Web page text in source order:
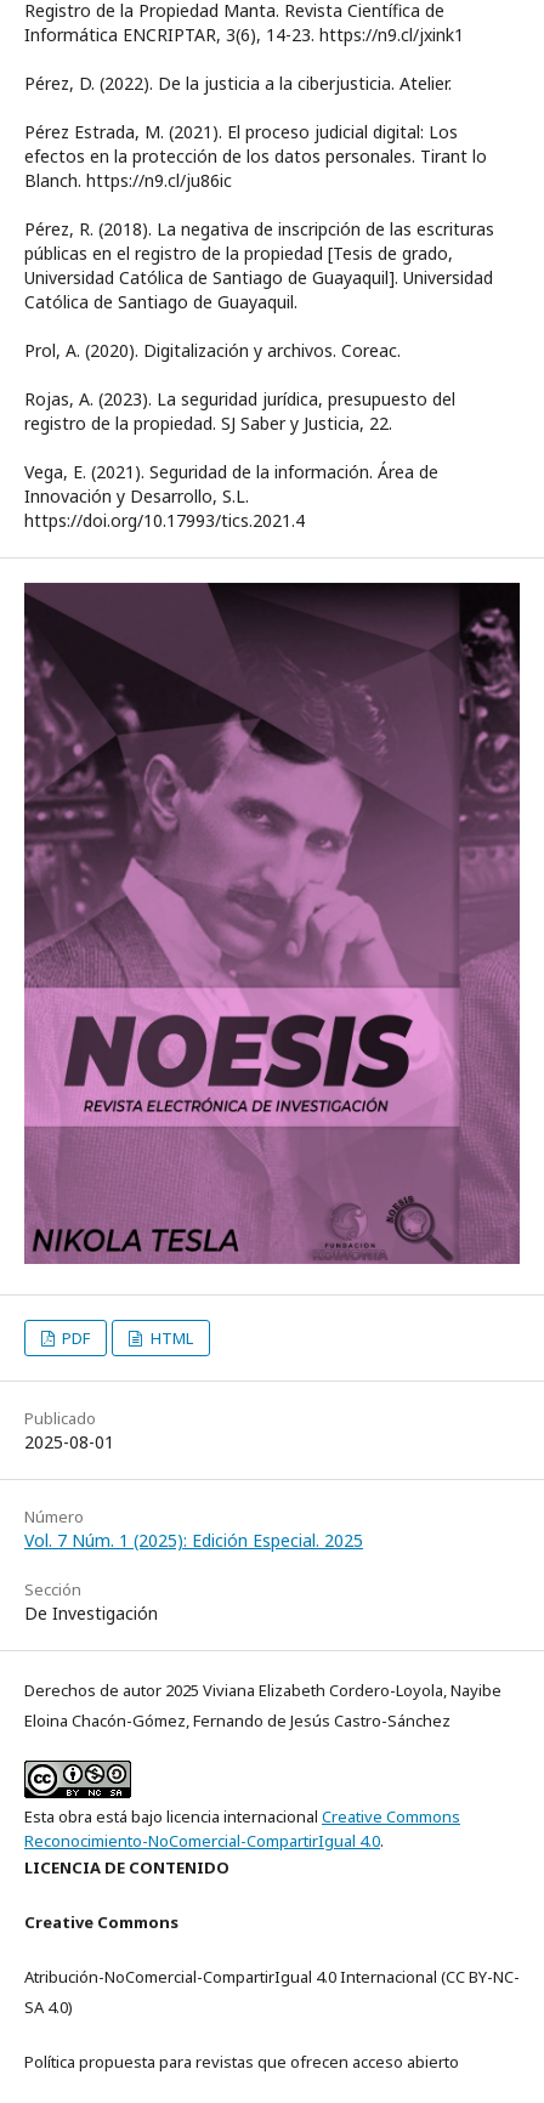
Registro de la Propiedad Manta. Revista Científica de
Informática ENCRIPTAR, 3(6), 14-23. https://n9.cl/jxink1
Pérez, D. (2022). De la justicia a la ciberjusticia. Atelier.
Pérez Estrada, M. (2021). El proceso judicial digital: Los
efectos en la protección de los datos personales. Tirant lo
Blanch. https://n9.cl/ju86ic
Pérez, R. (2018). La negativa de inscripción de las escrituras
públicas en el registro de la propiedad [Tesis de grado,
Universidad Católica de Santiago de Guayaquil]. Universidad
Católica de Santiago de Guayaquil.
Prol, A. (2020). Digitalización y archivos. Coreac.
Rojas, A. (2023). La seguridad jurídica, presupuesto del
registro de la propiedad. SJ Saber y Justicia, 22.
Vega, E. (2021). Seguridad de la información. Área de
Innovación y Desarrollo, S.L.
https://doi.org/10.17993/tics.2021.4
PDF HTML
Publicado
2025-08-01
Número
Vol. 7 Núm. 1 (2025): Edición Especial. 2025
Sección
De Investigación
Derechos de autor 2025 Viviana Elizabeth Cordero-Loyola, Nayibe
Eloina Chacón-Gómez, Fernando de Jesús Castro-Sánchez
Esta obra está bajo licencia internacional Creative Commons
Reconocimiento-NoComercial-CompartirIgual 4.0.
LICENCIA DE CONTENIDO
Creative Commons
Atribución-NoComercial-CompartirIgual 4.0 Internacional (CC BY-NC-
SA 4.0)
Política propuesta para revistas que ofrecen acceso abierto